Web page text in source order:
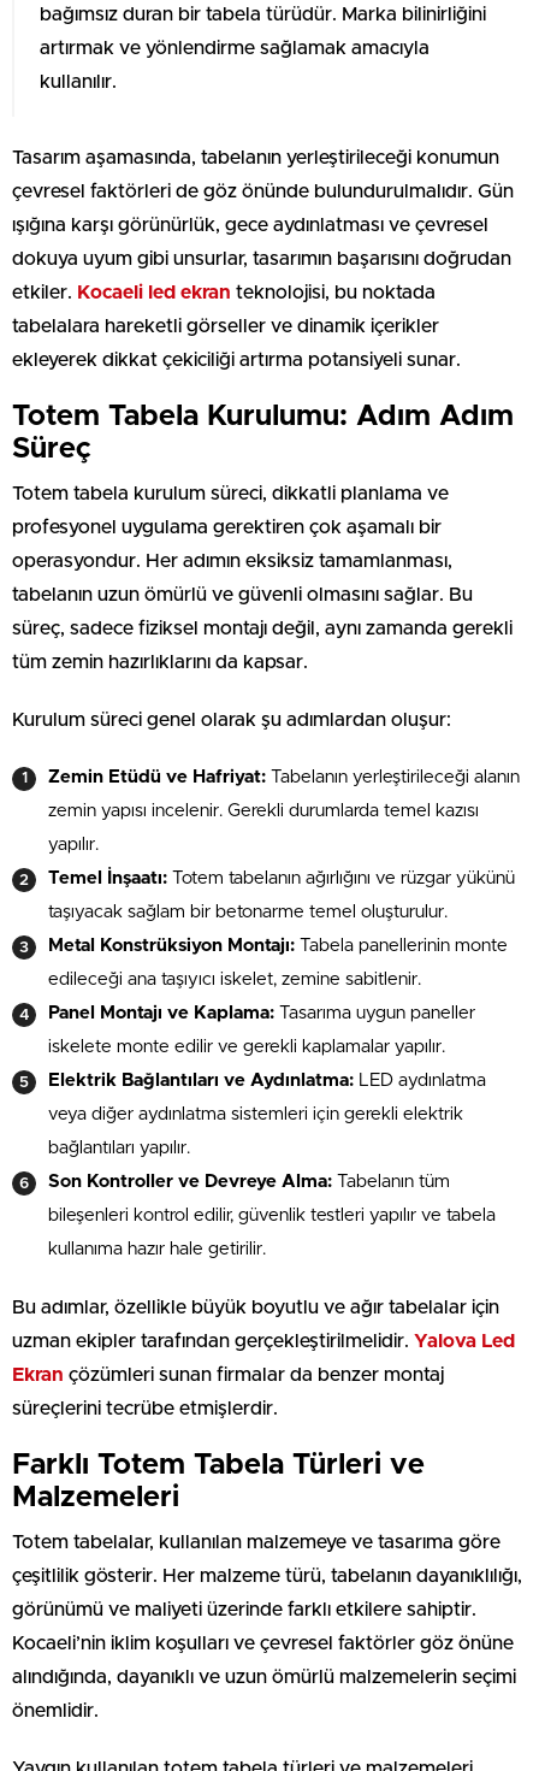
bağımsız duran bir tabela türüdür. Marka bilinirliğini
artırmak ve yönlendirme sağlamak amacıyla
kullanılır.
Tasarım aşamasında, tabelanın yerleştirileceği konumun
çevresel faktörleri de göz önünde bulundurulmalıdır. Gün
ışığına karşı görünürlük, gece aydınlatması ve çevresel
dokuya uyum gibi unsurlar, tasarımın başarısını doğrudan
etkiler. Kocaeli led ekran teknolojisi, bu noktada
tabelalara hareketli görseller ve dinamik içerikler
ekleyerek dikkat çekiciliği artırma potansiyeli sunar.
Totem Tabela Kurulumu: Adım Adım
Süreç
Totem tabela kurulum süreci, dikkatli planlama ve
profesyonel uygulama gerektiren çok aşamalı bir
operasyondur. Her adımın eksiksiz tamamlanması,
tabelanın uzun ömürlü ve güvenli olmasını sağlar. Bu
süreç, sadece fiziksel montajı değil, aynı zamanda gerekli
tüm zemin hazırlıklarını da kapsar.
Kurulum süreci genel olarak şu adımlardan oluşur:
Zemin Etüdü ve Hafriyat: Tabelanın yerleştirileceği alanın
zemin yapısı incelenir. Gerekli durumlarda temel kazısı
yapılır.
Temel İnşaatı: Totem tabelanın ağırlığını ve rüzgar yükünü
taşıyacak sağlam bir betonarme temel oluşturulur.
Metal Konstrüksiyon Montajı: Tabela panellerinin monte
edileceği ana taşıyıcı iskelet, zemine sabitlenir.
Panel Montajı ve Kaplama: Tasarıma uygun paneller
iskelete monte edilir ve gerekli kaplamalar yapılır.
Elektrik Bağlantıları ve Aydınlatma: LED aydınlatma
veya diğer aydınlatma sistemleri için gerekli elektrik
bağlantıları yapılır.
Son Kontroller ve Devreye Alma: Tabelanın tüm
bileşenleri kontrol edilir, güvenlik testleri yapılır ve tabela
kullanıma hazır hale getirilir.
Bu adımlar, özellikle büyük boyutlu ve ağır tabelalar için
uzman ekipler tarafından gerçekleştirilmelidir. Yalova Led
Ekran çözümleri sunan firmalar da benzer montaj
süreçlerini tecrübe etmişlerdir.
Farklı Totem Tabela Türleri ve
Malzemeleri
Totem tabelalar, kullanılan malzemeye ve tasarıma göre
çeşitlilik gösterir. Her malzeme türü, tabelanın dayanıklılığı,
görünümü ve maliyeti üzerinde farklı etkilere sahiptir.
Kocaeli’nin iklim koşulları ve çevresel faktörler göz önüne
alındığında, dayanıklı ve uzun ömürlü malzemelerin seçimi
önemlidir.